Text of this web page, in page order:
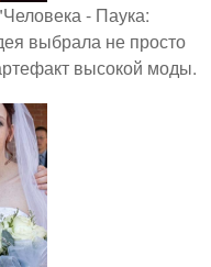
- Паука:
выбрала не просто
высокой моды.